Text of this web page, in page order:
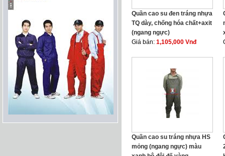
Quần cao su đen tráng nhựa
TQ dày, chống hóa chất+axit
(ngang ngực)
Giá bán: 1,105,000 Vnđ
Quần cao su tráng nhựa HS
mỏng (ngang ngực) màu